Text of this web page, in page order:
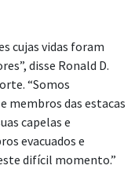
cujas vidas foram
disse Ronald D.
“Somos
membros das estacas
capelas e
evacuados e
difícil momento.”